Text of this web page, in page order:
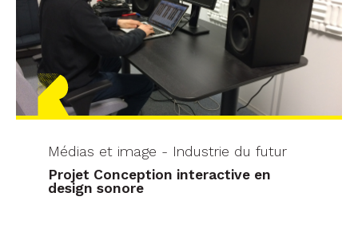
Médias et image - Industrie du futur
Projet Conception interactive en
design sonore